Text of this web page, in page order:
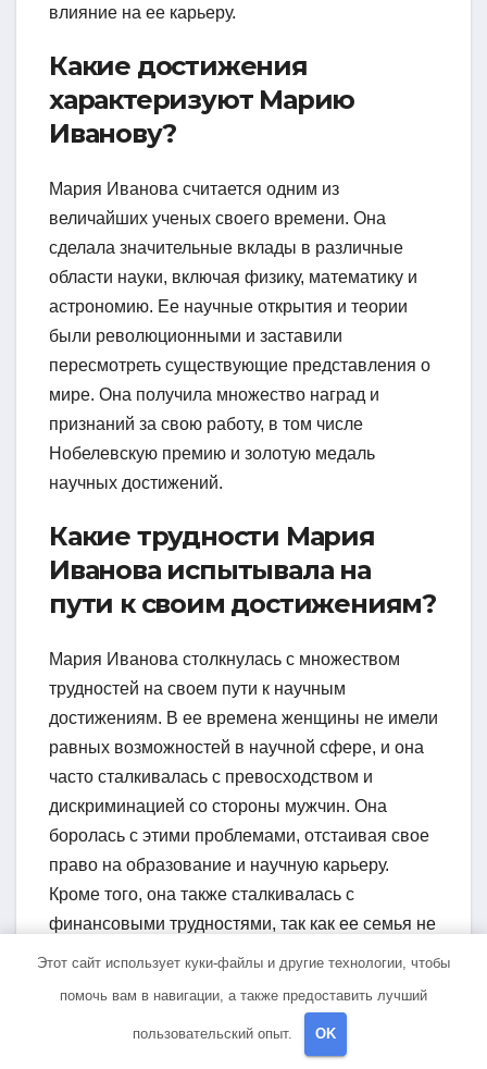
влияние на ее карьеру.
Какие достижения
характеризуют Марию
Иванову?
Мария Иванова считается одним из
величайших ученых своего времени. Она
сделала значительные вклады в различные
области науки, включая физику, математику и
астрономию. Ее научные открытия и теории
были революционными и заставили
пересмотреть существующие представления о
мире. Она получила множество наград и
признаний за свою работу, в том числе
Нобелевскую премию и золотую медаль
научных достижений.
Какие трудности Мария
Иванова испытывала на
пути к своим достижениям?
Мария Иванова столкнулась с множеством
трудностей на своем пути к научным
достижениям. В ее времена женщины не имели
равных возможностей в научной сфере, и она
часто сталкивалась с превосходством и
дискриминацией со стороны мужчин. Она
боролась с этими проблемами, отстаивая свое
право на образование и научную карьеру.
Кроме того, она также сталкивалась с
финансовыми трудностями, так как ее семья не
была богатой и она часто вынуждена была
Какие достижения есть у
Этот сайт использует куки-файлы и другие технологии, чтобы
помочь вам в навигации, а также предоставить лучший
пользовательский опыт. OK